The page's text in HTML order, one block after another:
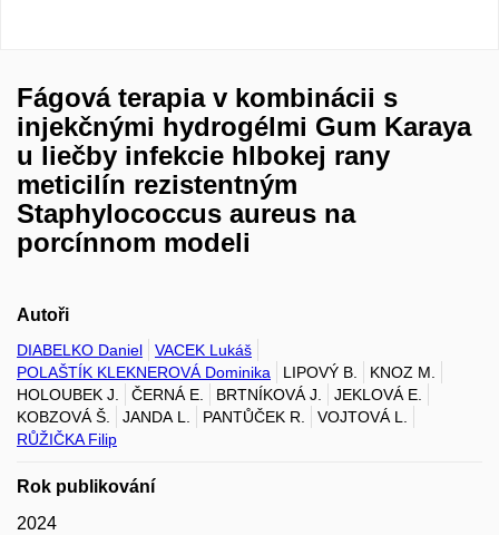
Fágová terapia v kombinácii s
injekčnými hydrogélmi Gum Karaya
u liečby infekcie hlbokej rany
meticilín rezistentným
Staphylococcus aureus na
porcínnom modeli
Autoři
DIABELKO Daniel
VACEK Lukáš
POLAŠTÍK KLEKNEROVÁ Dominika
LIPOVÝ B.
KNOZ M.
HOLOUBEK J.
ČERNÁ E. BRTNÍKOVÁ J.
JEKLOVÁ E.
KOBZOVÁ Š.
JANDA L. PANTŮČEK R.
VOJTOVÁ L.
RŮŽIČKA Filip
Rok publikování
2024